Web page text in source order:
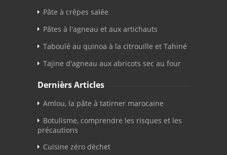
Pâte à crêpes salée
Pâtes à l'agneau et aux artichauts
Taboulé au quinoa à la citrouille et Tahiné
Tajine d'agneau aux abricots sec au four
Dernièrs Articles
Amlou, la pâte à tatirner marocaine
Botulisme, comprendre les risques et les
précautions
Cuisine zéro déchet